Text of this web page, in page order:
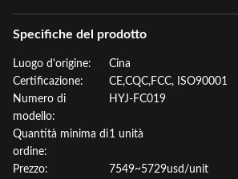
Specifiche del prodotto
Luogo d'origine:
Cina
Certificazione:
CE,CQC,FCC, ISO90001
Numero di
modello:
HYJ-FC019
Quantità minima di
ordine:
1 unità
Prezzo:
7549~5729usd/unit